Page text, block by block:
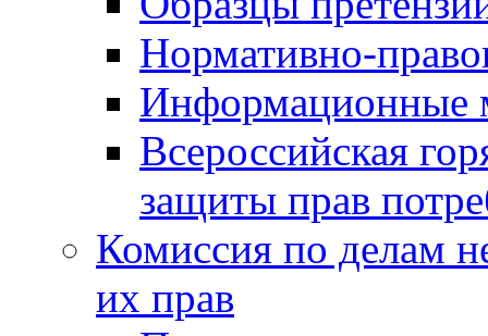
Нормативно-
Информационные
Всероссийская
защиты прав
Комиссия по делам
их прав